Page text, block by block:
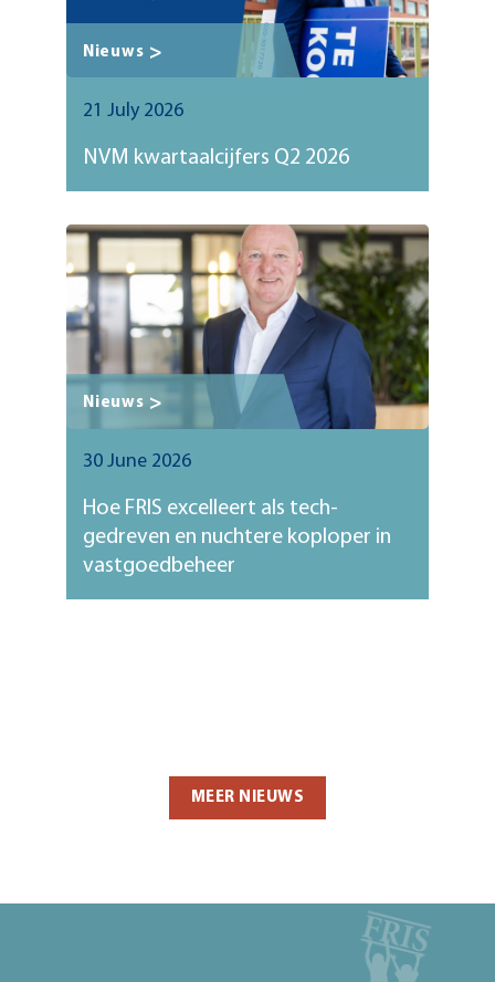
Nieuws
NVM kwartaalcijfers Q2 2026
21 July 2026
Nieuws
Hoe FRIS excelleert als tech-
gedreven en nuchtere koploper in
vastgoedbeheer
30 June 2026
MEER NIEUWS